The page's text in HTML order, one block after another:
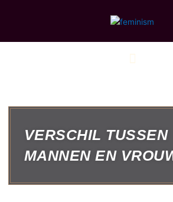
inhoud
VERSCHIL TUSSEN
MANNEN EN